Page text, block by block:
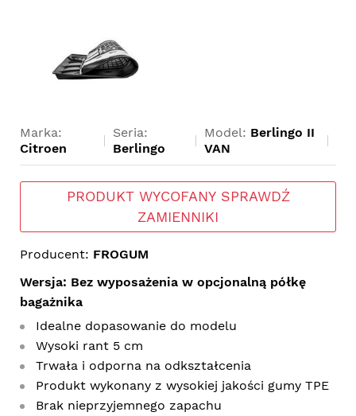
Marka:
Citroen
Seria:
Berlingo
Model: Berlingo II
VAN
PRODUKT WYCOFANY SPRAWDŹ
ZAMIENNIKI
Producent: FROGUM
Wersja: Bez wyposażenia w opcjonalną półkę
bagażnika
Idealne dopasowanie do modelu
Wysoki rant 5 cm
Trwała i odporna na odkształcenia
Produkt wykonany z wysokiej jakości gumy TPE
Brak nieprzyjemnego zapachu